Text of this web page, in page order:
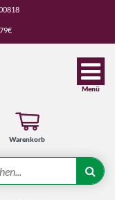
Warenkorb
Menü